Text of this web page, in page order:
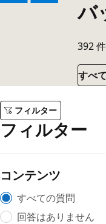
バ
392
すべ
フィルター
フィルター
コンテンツ
すべての質問
回答はありません